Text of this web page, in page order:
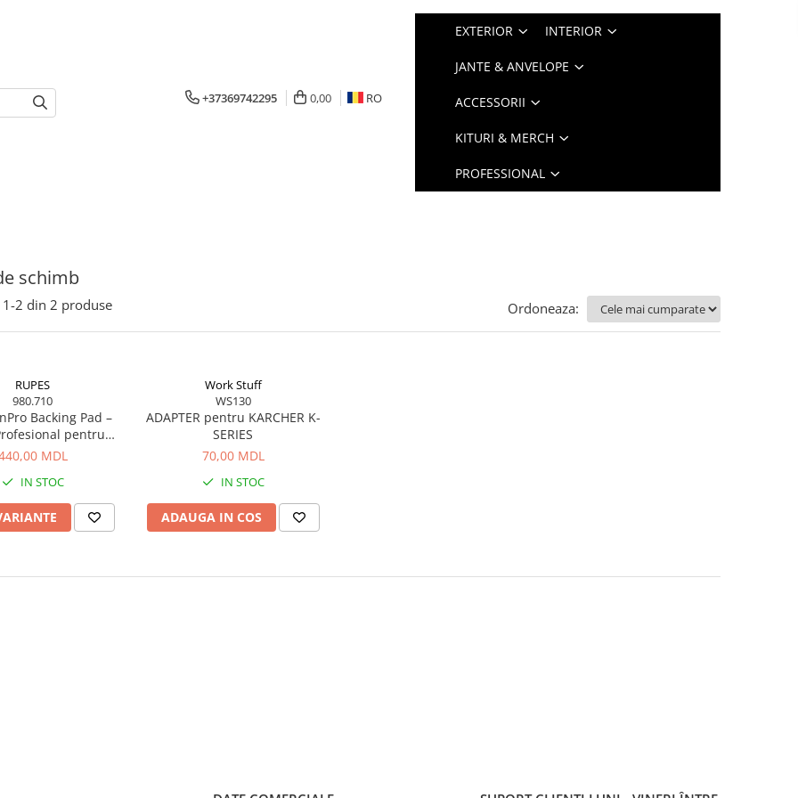
+37369742295 0,00 RO
EXTERIOR INTERIOR
JANTE & ANVELOPE
ACCESSORII
KITURI & MERCH
PROFESSIONAL
schimb
1-2 din 2 produse Ordoneaza:
RUPES
980.710
Backing Pad –
pentru
(iBrid Polishers)
MDL
IN STOC
Work Stuff
WS130
ADAPTER pentru KARCHER K-
SERIES
70,00 MDL
IN STOC
ADAUGA IN COS